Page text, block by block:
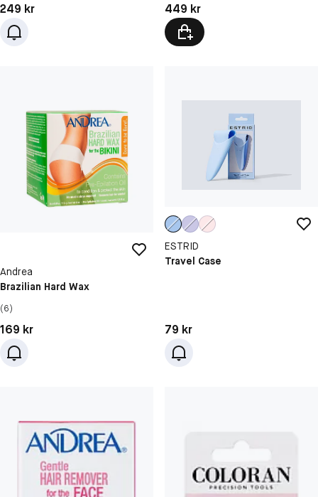
Pris: 249 kr
249 kr Pris: 449 kr
449 kr
Andrea
Brazilian Hard Wax
(6)
Pris: 169 kr
169 kr
ESTRID
Travel Case
Pris: 79 kr
79 kr